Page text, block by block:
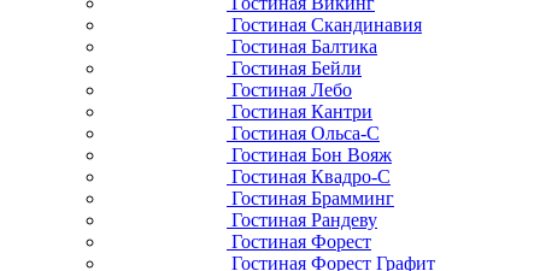
Гостиная Скандинавия
Гостиная Балтика
Гостиная Бейли
Гостиная Лебо
Гостиная Кантри
Гостиная Ольса-С
Гостиная Бон Вояж
Гостиная Квадро-С
Гостиная Брамминг
Гостиная Рандеву
Гостиная Форест
Гостиная Форест Графит